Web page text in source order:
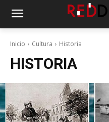
Inicio Cultura Historia
HISTORIA